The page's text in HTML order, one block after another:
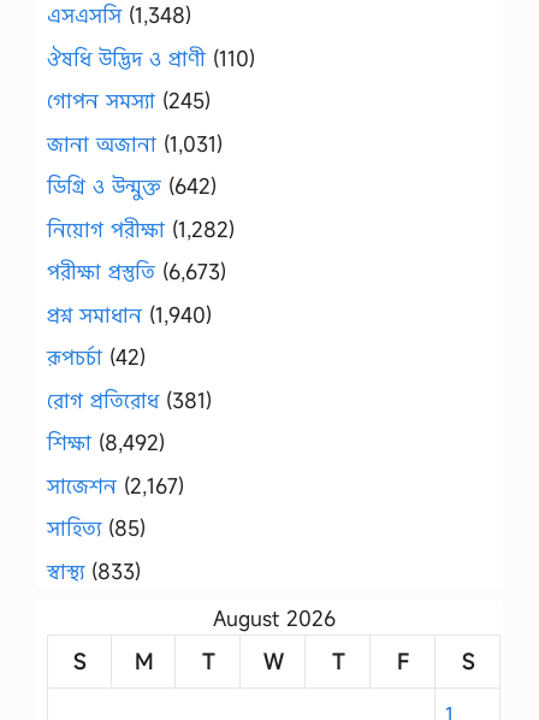
এসএসসি(1,348)
ঔষধি উদ্ভিদ ও প্রাণী (110)
গোপন সমস্যা (245)
জানা অজানা (1,031)
ডিগ্রি ও উন্মুক্ত (642)
নিয়োগ পরীক্ষা (1,282)
পরীক্ষা প্রস্তুতি (6,673)
প্রশ্ন সমাধান (1,940)
রূপচর্চা (42)
রোগ প্রতিরোধ(381)
শিক্ষা (8,492)
সাজেশন (2,167)
সাহিত্য(85)
স্বাস্থ্য(833)
August 2026
S
M T W T F
S
1